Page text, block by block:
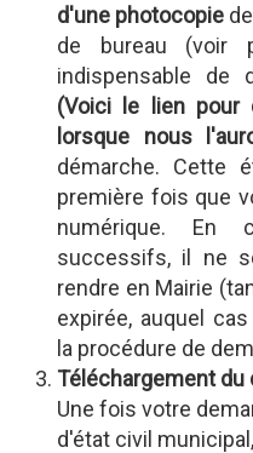
d'une photocopie
de bureau (voir
indispensable de
(Voici le lien pour
lorsque nous
démarche. Cette
première fois que
numérique. En
successifs, il ne
rendre en Mairie
expirée, auquel
la procédure de
Téléchargement
Une fois votre
d'état civil